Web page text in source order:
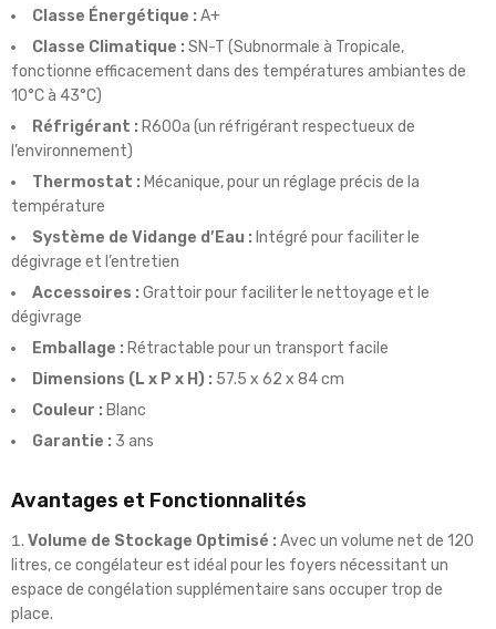
Classe Énergétique : A+
Classe Climatique : SN-T (Subnormale à Tropicale,
fonctionne efficacement dans des températures ambiantes de
10°C à 43°C)
Réfrigérant : R600a (un réfrigérant respectueux de
l’environnement)
Thermostat : Mécanique, pour un réglage précis de la
température
Système de Vidange d’Eau : Intégré pour faciliter le
dégivrage et l’entretien
Accessoires : Grattoir pour faciliter le nettoyage et le
dégivrage
Emballage : Rétractable pour un transport facile
Dimensions (L x P x H) : 57.5 x 62 x 84 cm
Couleur : Blanc
Garantie : 3 ans
Avantages et Fonctionnalités
Volume de Stockage Optimisé : Avec un volume net de 120
litres, ce congélateur est idéal pour les foyers nécessitant un
espace de congélation supplémentaire sans occuper trop de
place.